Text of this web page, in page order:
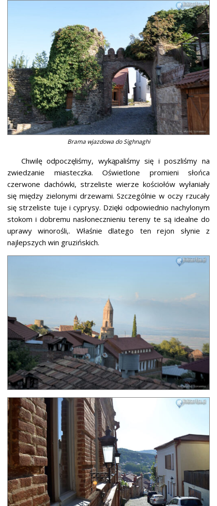
Brama wjazdowa do Sighnaghi
Chwilę odpoczęliśmy, wykąpaliśmy się i poszliśmy na
zwiedzanie miasteczka. Oświetlone promieni słońca
czerwone dachówki, strzeliste wierze kościołów wyłaniały
się między zielonymi drzewami. Szczególnie w oczy rzucały
się strzeliste tuje i cyprysy. Dzięki odpowiednio nachylonym
stokom i dobremu nasłonecznieniu tereny te są idealne do
uprawy winorośli,. Właśnie dlatego ten rejon słynie z
najlepszych win gruzińskich.